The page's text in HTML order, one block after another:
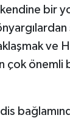
kendine bir
ve
çok önemli